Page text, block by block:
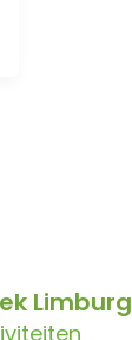
Limburg